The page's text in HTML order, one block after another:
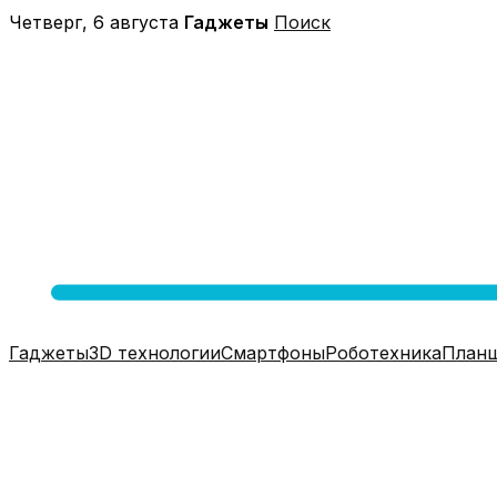
Перейти
Четверг, 6 августа Гаджеты Поиск
Гаджеты3D технологииСмартфоныРоботехника